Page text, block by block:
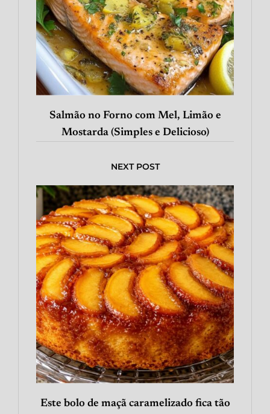
Salmão no Forno com Mel, Limão e
Mostarda (Simples e Delicioso)
NEXT POST
Este bolo de maçã caramelizado fica tão